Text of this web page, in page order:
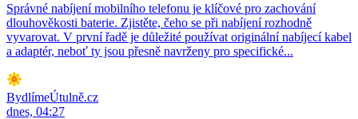
Správné nabíjení mobilního telefonu je klíčové pro zachování
dlouhověkosti baterie. Zjistěte, čeho se při nabíjení rozhodně
vyvarovat. V první řadě je důležité používat originální nabíjecí kabel
a adaptér, neboť ty jsou přesně navrženy pro specifické...
BydlímeÚtulně.cz
dnes, 04:27